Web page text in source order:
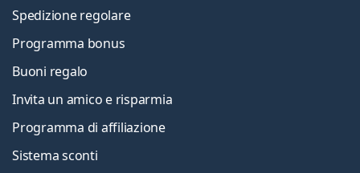
Spedizione regolare
Programma bonus
Buoni regalo
Invita un amico e risparmia
Programma di affiliazione
Sistema sconti